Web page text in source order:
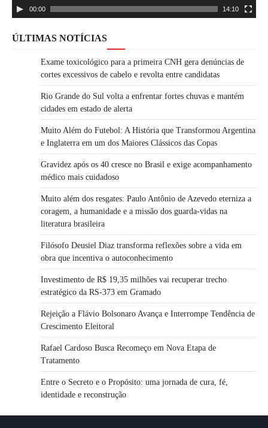
00:00 14:10
ÚLTIMAS NOTÍCIAS
Exame toxicológico para a primeira CNH gera denúncias de
cortes excessivos de cabelo e revolta entre candidatas
Rio Grande do Sul volta a enfrentar fortes chuvas e mantém
cidades em estado de alerta
Muito Além do Futebol: A História que Transformou Argentina
e Inglaterra em um dos Maiores Clássicos das Copas
Gravidez após os 40 cresce no Brasil e exige acompanhamento
médico mais cuidadoso
Muito além dos resgates: Paulo Antônio de Azevedo eterniza a
coragem, a humanidade e a missão dos guarda-vidas na
literatura brasileira
Filósofo Deusiel Diaz transforma reflexões sobre a vida em
obra que incentiva o autoconhecimento
Investimento de R$ 19,35 milhões vai recuperar trecho
estratégico da RS-373 em Gramado
Rejeição a Flávio Bolsonaro Avança e Interrompe Tendência de
Crescimento Eleitoral
Rafael Cardoso Busca Recomeço em Nova Etapa de
Tratamento
Entre o Secreto e o Propósito: uma jornada de cura, fé,
identidade e reconstrução